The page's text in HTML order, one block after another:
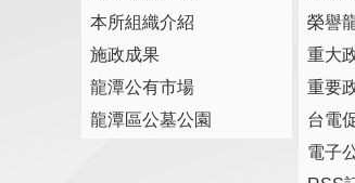
本所組織介紹
施政成果
龍潭公有市場
龍潭區公墓公園
榮譽
重大
重要
台電
電子